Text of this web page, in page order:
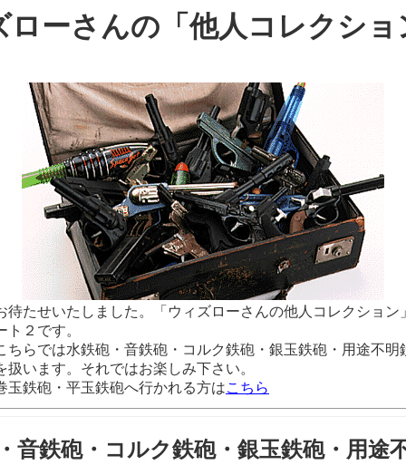
ローさんの「他人コレクショ
たせいたしました。「ウィズローさんの他人コレクション」
ト２です。
らでは水鉄砲・音鉄砲・コルク鉄砲・銀玉鉄砲・用途不明
扱います。それではお楽しみ下さい。
鉄砲・平玉鉄砲へ行かれる方はこちら
音鉄砲・コルク鉄砲・銀玉鉄砲・用途